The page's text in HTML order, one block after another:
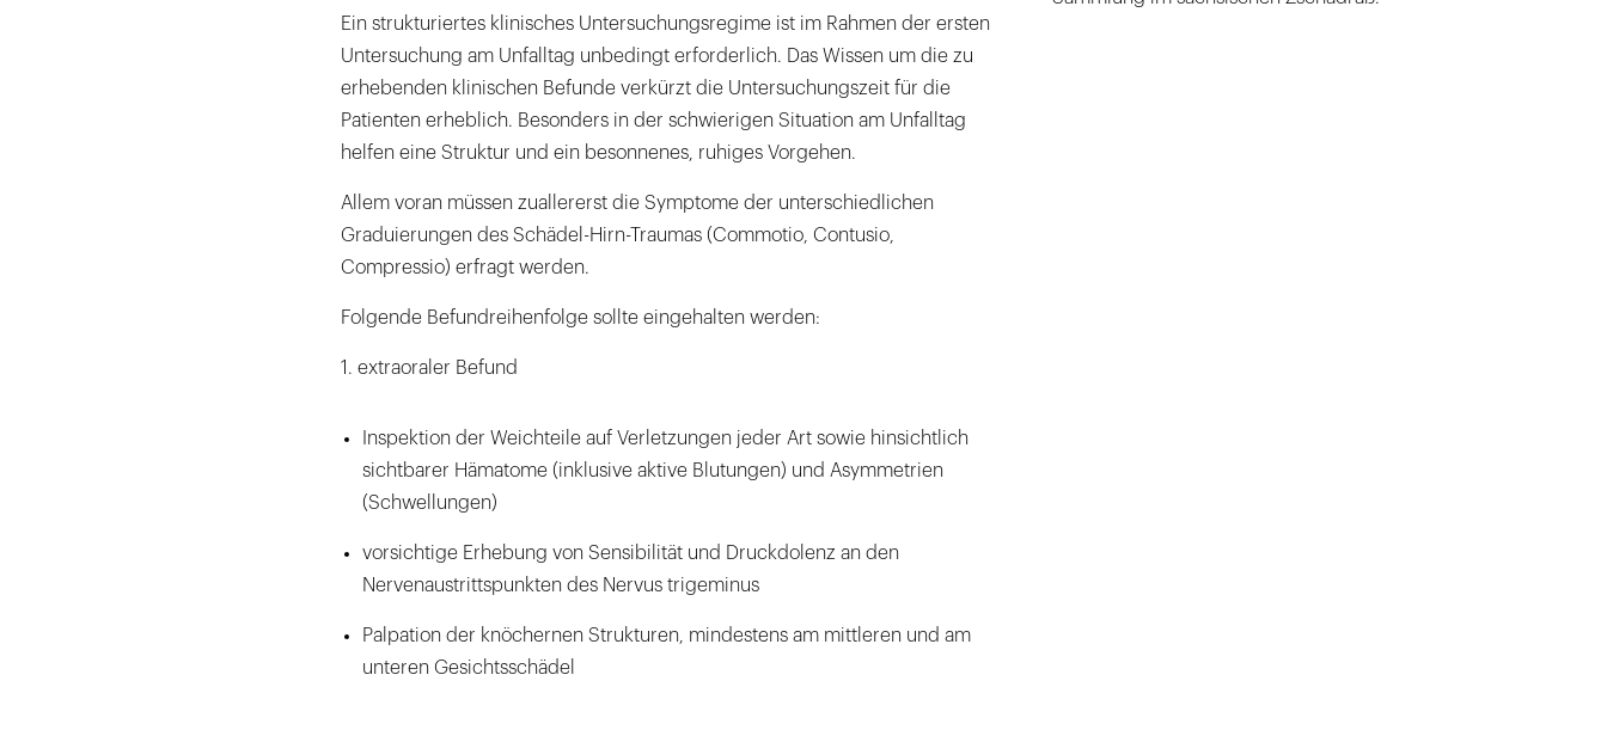
Ein strukturiertes klinisches Untersuchungsregime ist im Rahmen der ersten
Untersuchung am Unfalltag unbedingt erforderlich. Das Wissen um die zu
erhebenden klinischen Befunde verkürzt die Untersuchungszeit für die
Patienten erheblich. Besonders in der schwierigen Situation am Unfalltag
helfen eine Struktur und ein besonnenes, ruhiges Vorgehen.
Allem voran müssen zuallererst die Symptome der unterschiedlichen
Graduierungen des Schädel-Hirn-Traumas (Commotio, Contusio,
Compressio) erfragt werden.
Folgende Befundreihenfolge sollte eingehalten werden:
1. extraoraler Befund
Inspektion der Weichteile auf Verletzungen jeder Art sowie hinsichtlich
sichtbarer Hämatome (inklusive aktive Blutungen) und Asymmetrien
(Schwellungen)
vorsichtige Erhebung von Sensibilität und Druckdolenz an den
Nervenaustrittspunkten des Nervus trigeminus
Palpation der knöchernen Strukturen, mindestens am mittleren und am
unteren Gesichtsschädel